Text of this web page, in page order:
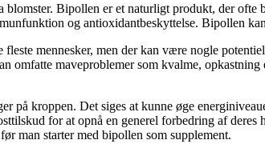
Bipollen er et naturligt produkt, der
og antioxidantbeskyttelse. Bipollen
mennesker, men der kan være nogle
maveproblemer som kvalme,
på kroppen. Det siges at kunne øge
for at opnå en generel forbedring af
man starter med bipollen som supplement.